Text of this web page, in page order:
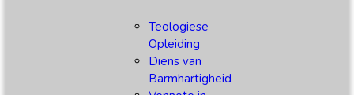
Teologiese
Opleiding
Diens van
Barmhartigheid